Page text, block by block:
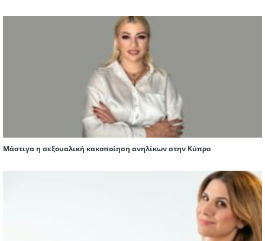
Μάστιγα η σεξουαλική κακοποίηση ανηλίκων στην Κύπρο